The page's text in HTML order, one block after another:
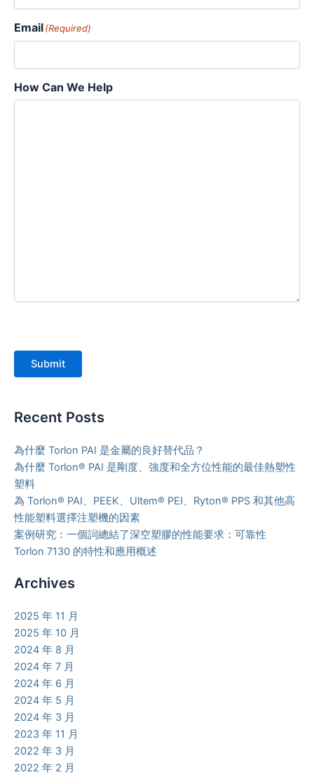
Email(Required)
How Can We Help
Submit
Recent Posts
為什麼 Torlon PAI 是金屬的良好替代品？
為什麼 Torlon® PAI 是剛度、強度和全方位性能的最佳熱塑性
塑料
為 Torlon® PAI、PEEK、Ultem® PEI、Ryton® PPS 和其他高
性能塑料選擇注塑機的因素
案例研究：一個詞總結了深空塑膠的性能要求：可靠性
Torlon 7130 的特性和應用概述
Archives
2025 年 11 月
2025 年 10 月
2024 年 8 月
2024 年 7 月
2024 年 6 月
2024 年 5 月
2024 年 3 月
2023 年 11 月
2022 年 3 月
2022 年 2 月